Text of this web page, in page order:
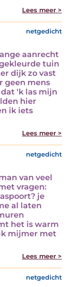
Lees meer >
netgedicht
aanrecht
tuin
dijk zo vast
geen mens
'k las mijn
hier
ik iets
Lees meer >
netgedicht
van veel
vragen:
je
al laten
het is warm
mijmer met
Lees meer >
netgedicht